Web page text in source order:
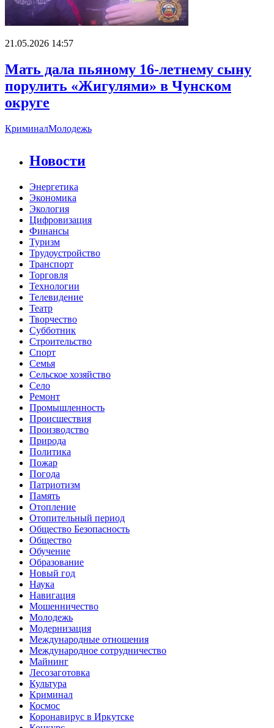
21.05.2026 14:57
Мать дала пьяному 16-летнему сыну
порулить «Жигулями» в Чунском
округе
КриминалМолодежь
Новости
Энергетика
Экономика
Экология
Цифровизация
Финансы
Туризм
Трудоустройство
Транспорт
Торговля
Технологии
Телевидение
Театр
Творчество
Субботник
Строительство
Спорт
Семья
Сельское хозяйство
Село
Ремонт
Промышленность
Происшествия
Производство
Природа
Политика
Пожар
Погода
Патриотизм
Память
Отопление
Отопительный период
Общество Безопасность
Общество
Обучение
Образование
Новый год
Наука
Навигация
Мошенничество
Молодежь
Модернизация
Международные отношения
Международное сотрудничество
Майнинг
Лесозаготовка
Культура
Криминал
Космос
Коронавирус в Иркутске